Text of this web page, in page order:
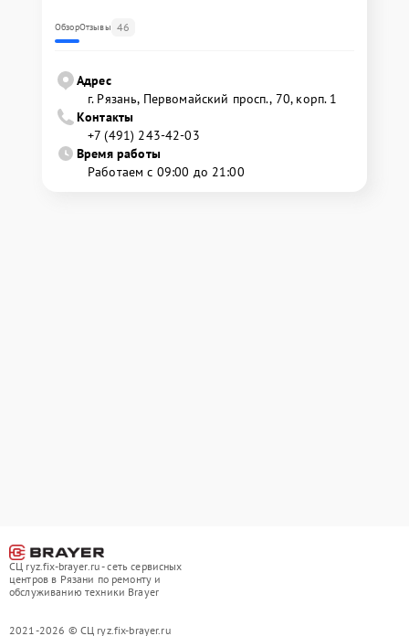
ОбзорОтзывы 46
Адрес
г. Рязань, Первомайский просп., 70, корп. 1
Контакты
+7 (491) 243-42-03
Время работы
Работаем с 09:00 до 21:00
СЦ ryz.fix-brayer.ru - сеть сервисных
центров в Рязани по ремонту и
обслуживанию техники Brayer
2021-2026 © СЦ ryz.fix-brayer.ru